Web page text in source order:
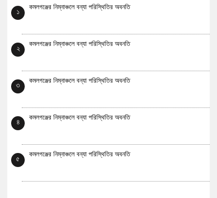
১
কমলগঞ্জের নিম্নাঞ্চলে বন্যা পরিস্থিতির অবনতি
২
কমলগঞ্জের নিম্নাঞ্চলে বন্যা পরিস্থিতির অবনতি
৩
কমলগঞ্জের নিম্নাঞ্চলে বন্যা পরিস্থিতির অবনতি
৪
কমলগঞ্জের নিম্নাঞ্চলে বন্যা পরিস্থিতির অবনতি
৫
কমলগঞ্জের নিম্নাঞ্চলে বন্যা পরিস্থিতির অবনতি